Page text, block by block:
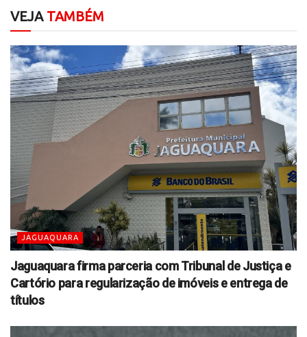
VEJATAMBÉM
JAGUAQUARA
Jaguaquara firma parceria com Tribunal de Justiça e
Cartório para regularização de imóveis e entrega de
títulos